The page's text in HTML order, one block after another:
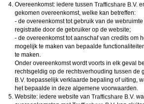
Controleer jouw webbrowser. Informeer je over de
zodat je kunt zien welke websites door jouw
Door in geval van ongewenste sitebezoeken jouw
aan te spreken, kun je jouw kinderen leren dat de
zijn. Bovendien kun je naar aanleiding daarvan
geïnteresseerd is in bepaalde websites, zodat je
Praat met jouw kinderen. Leer jouw minderjarige
persoonsgegevens of persoonlijke informatie via
internet hoeft te zijn wie ze zeggen te zijn en dat
bedoelingen kan hebben als iemand via het internet
kind. Vertel jouw kinderen bovendien dat ze niet met
die zij online hebben ontmoet, moeten afspreken
overleggen. Ook is het raadzaam jouw kind te
laten weten wanneer iemand op internet contact met
Overeenkomst: iedere tussen
gekomen overeenkomst, welke kan betreffen:
- de overeenkomst tot gebruik van de
registratie door de gebruiker op de website;
- de overeenkomst tot aanschaf van credits om
mogelijk te maken van bepaalde
te maken.
Onder overeenkomst wordt voorts in elk geval
rechtsgeldig op de rechtsverhouding tussen de
toepasselijk verklaarde bepaling of uiting,
het bepaalde in deze algemene voorwaarden.
Website: iedere website van